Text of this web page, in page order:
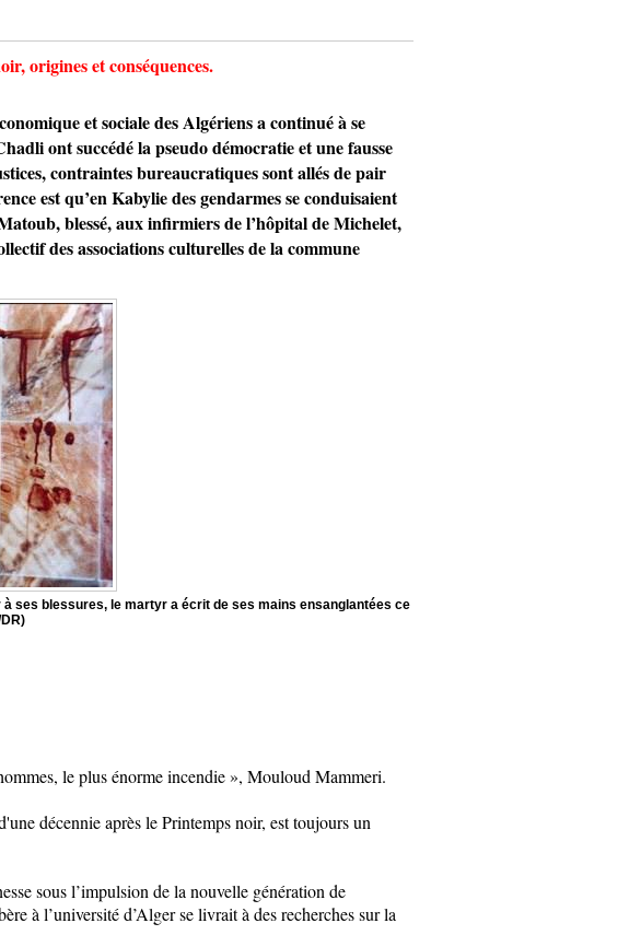
origines et conséquences.
et sociale des Algériens a continué à se
ont succédé la pseudo démocratie et une fausse
contraintes bureaucratiques sont allés de pair
est qu’en Kabylie des gendarmes se conduisaient
blessé, aux infirmiers de l’hôpital de Michelet,
des associations culturelles de la commune
ses blessures, le martyr a écrit de ses mains ensanglantées ce
le plus énorme incendie », Mouloud Mammeri.
décennie après le Printemps noir, est toujours un
sous l’impulsion de la nouvelle génération de
à l’université d’Alger se livrait à des recherches sur la